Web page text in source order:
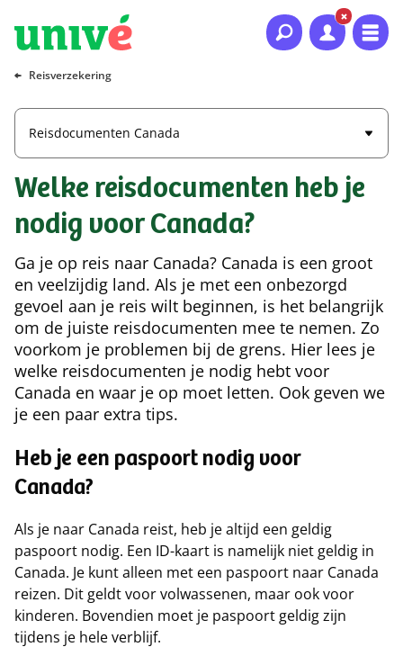
Naar hoofdinhoud
Naar hoofdnavigatie
Naar footer
Reisverzekering
Reisdocumenten Canada
Welke reisdocumenten heb je
nodig voor Canada?
Ga je op reis naar Canada? Canada is een groot
en veelzijdig land. Als je met een onbezorgd
gevoel aan je reis wilt beginnen, is het belangrijk
om de juiste reisdocumenten mee te nemen. Zo
voorkom je problemen bij de grens. Hier lees je
welke reisdocumenten je nodig hebt voor
Canada en waar je op moet letten. Ook geven we
je een paar extra tips.
Heb je een paspoort nodig voor
Canada?
Als je naar Canada reist, heb je altijd een geldig
paspoort nodig. Een ID-kaart is namelijk niet geldig in
Canada. Je kunt alleen met een paspoort naar Canada
reizen. Dit geldt voor volwassenen, maar ook voor
kinderen. Bovendien moet je paspoort geldig zijn
tijdens je hele verblijf.